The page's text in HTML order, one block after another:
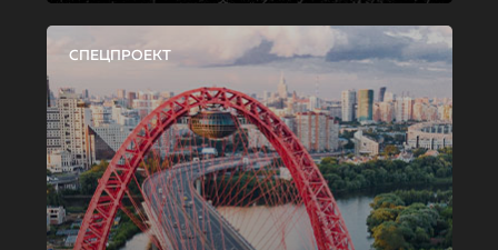
СПЕЦПРОЕКТ